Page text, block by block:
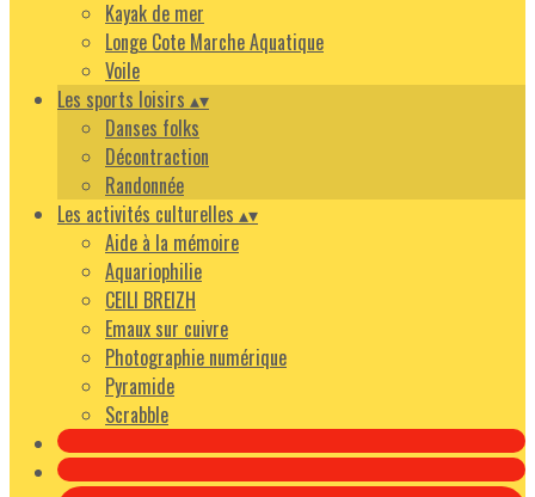
Kayak de mer
Longe Cote Marche Aquatique
Voile
Les sports loisirs ▴▾
Danses folks
Décontraction
Randonnée
Les activités culturelles ▴▾
Aide à la mémoire
Aquariophilie
CEILI BREIZH
Emaux sur cuivre
Photographie numérique
Pyramide
Scrabble